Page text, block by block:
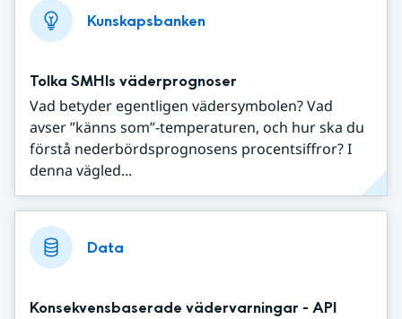
Kunskapsbanken
Tolka SMHIs väderprognoser
Vad betyder egentligen vädersymbolen? Vad
avser ”känns som”-temperaturen, och hur ska du
förstå nederbördsprognosens procentsiffror? I
denna vägled...
Data
Konsekvensbaserade vädervarningar - API